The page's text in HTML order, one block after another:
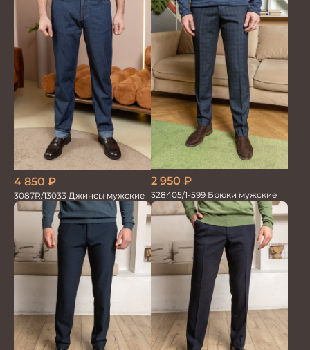
4 850 ₽
3087R/13033 Джинсы мужские
2 950 ₽
328405/1-599 Брюки мужские